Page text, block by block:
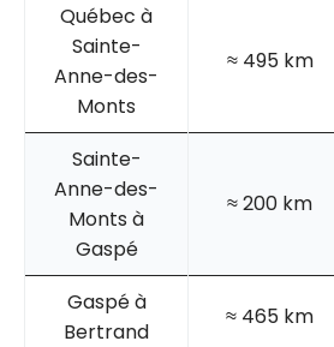
Québec à
Sainte-
Anne-des-
Monts
≈ 495 km
Sainte-
Anne-des-
Monts à
Gaspé
≈ 200 km
Gaspé à
Bertrand
≈ 465 km